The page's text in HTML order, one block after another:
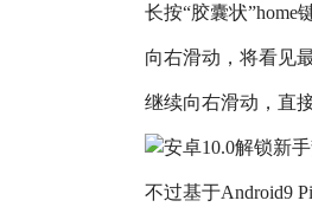
长按“胶囊状”home
向右滑动，将看见
继续向右滑动，直
不过基于Android9